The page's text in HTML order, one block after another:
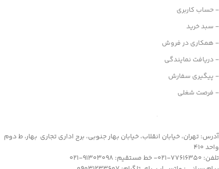
- حساب کاربری
- سبد خرید
- همکاری در فروش
- دریافت نمایندگی
- پیگیری سفارش
- فرصت شغلی
آدرس: تهران، خیابان انقلاب، خیابان بهار جنوبی، برج اداری تجاری بهار، ط دوم
واحد 410
تلفن: 77616350-021- خط مستقیم: 91303098-021